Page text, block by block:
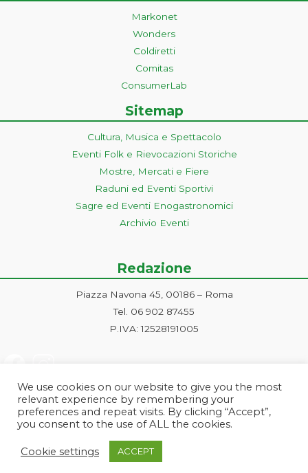
Markonet
Wonders
Coldiretti
Comitas
ConsumerLab
Sitemap
Cultura, Musica e Spettacolo
Eventi Folk e Rievocazioni Storiche
Mostre, Mercati e Fiere
Raduni ed Eventi Sportivi
Sagre ed Eventi Enogastronomici
Archivio Eventi
Redazione
Piazza Navona 45, 00186 – Roma
Tel. 06 902 87455
P.IVA: 12528191005
Roma | PI e CF: 12528191005 | markonetsrl@pec.it |
We use cookies on our website to give you the most
relevant experience by remembering your
preferences and repeat visits. By clicking “Accept”,
you consent to the use of ALL the cookies.
Cookie settings ACCEPT